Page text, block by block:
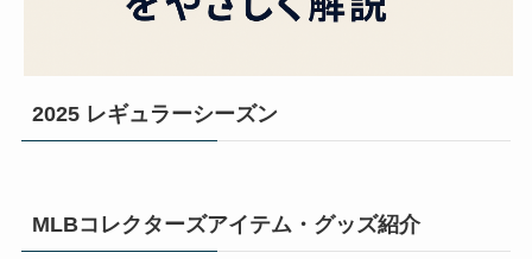
2025 レギュラーシーズン
MLBコレクターズアイテム・グッズ紹介